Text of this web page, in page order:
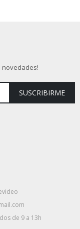
de 9 a 13h
novedades!
SUSCRIBIRME